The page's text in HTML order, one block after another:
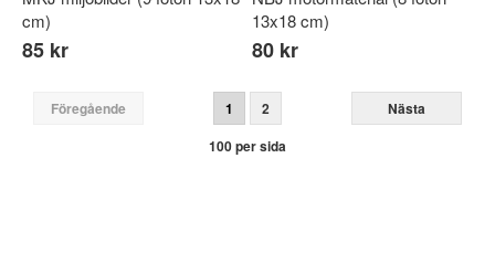
cm)
85 kr
13x18 cm)
80 kr
Föregående 1 2
Nästa
100 per sida